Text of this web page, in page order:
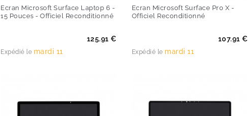
Ecran Microsoft Surface Laptop 6 -
15 Pouces - Officiel Reconditionné
125.91 €
Expédié le mardi 11
Ecran Microsoft Surface Pro X -
Officiel Reconditionné
107.91 €
Expédié le mardi 11